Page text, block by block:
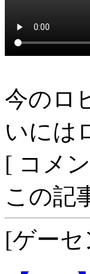
今のロ
いには
[ コメ
この記
[ゲーセ